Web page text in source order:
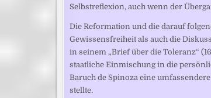
Selbstreflexion, auch wenn der
Die Reformation und die darauf
Gewissensfreiheit als auch die
in seinem „Brief über die Toleranz“
staatliche Einmischung in die
Baruch de Spinoza eine
stellte.